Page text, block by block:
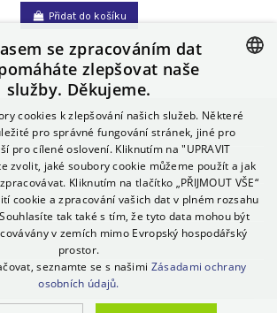
Přidat do košíku
SLOVAK
POLISH
GERMAN
SPANISH
ITALIAN
HUNGARIAN
ENGLISH
se zpracováním dat
zlepšovat naše
služby. Děkujeme.
cookies k zlepšování našich služeb. Některé
pro správné fungování stránek, jiné pro
pro cílené oslovení. Kliknutím na "UPRAVIT
zvolit, jaké soubory cookie můžeme použít a jak
Kliknutím na tlačítko „PŘIJMOUT VŠE“
cookie a zpracování vašich dat v plném rozsahu
tak také s tím, že tyto data mohou být
v zemích mimo Evropský hospodářský
prostor.
seznamte se s našimi Zásadami ochrany
osobních údajů.